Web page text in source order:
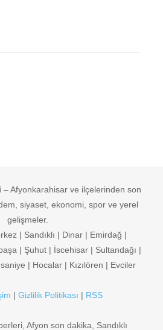
– Afyonkarahisar ve ilçelerinden son
siyaset, ekonomi, spor ve yerel
gelişmeler.
| Sandıklı | Dinar | Emirdağ |
| Şuhut | İscehisar | Sultandağı |
| Hocalar | Kızılören | Evciler
| Gizlilik Politikası | RSS
Afyon son dakika, Sandıklı